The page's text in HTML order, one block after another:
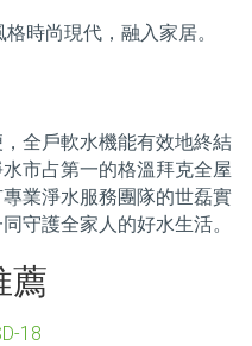
時尚現代，融入家居。
全戶軟水機能有效地終結
市占第一的格溫拜克全屋
業淨水服務團隊的世磊實
守護全家人的好水生活。
薦
18